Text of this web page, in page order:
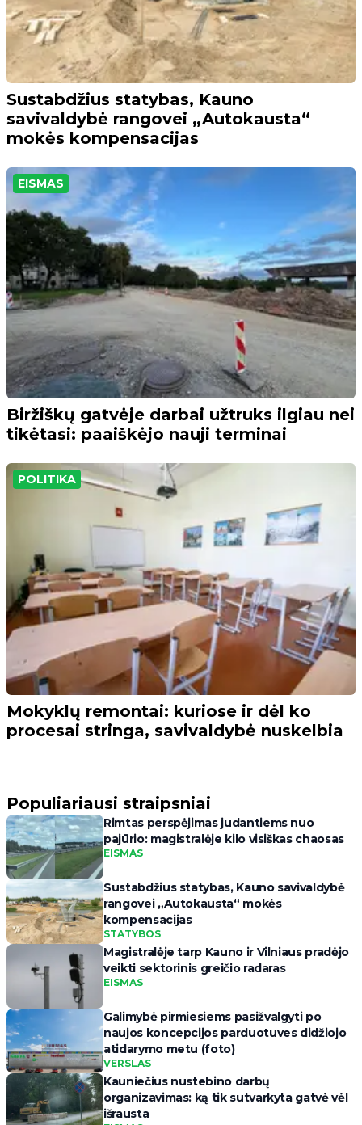
Sustabdžius statybas, Kauno
savivaldybė rangovei „Autokausta“
mokės kompensacijas
EISMAS
Biržiškų gatvėje darbai užtruks ilgiau nei
tikėtasi: paaiškėjo nauji terminai
POLITIKA
Mokyklų remontai: kuriose ir dėl ko
procesai stringa, savivaldybė nuskelbia
Populiariausi straipsniai
Rimtas perspėjimas judantiems nuo
pajūrio: magistralėje kilo visiškas chaosas
EISMAS
Sustabdžius statybas, Kauno savivaldybė
rangovei „Autokausta“ mokės
kompensacijas
STATYBOS
Magistralėje tarp Kauno ir Vilniaus pradėjo
veikti sektorinis greičio radaras
EISMAS
Galimybė pirmiesiems pasižvalgyti po
naujos koncepcijos parduotuves didžiojo
atidarymo metu (foto)
VERSLAS
Kauniečius nustebino darbų
organizavimas: ką tik sutvarkyta gatvė vėl
išrausta